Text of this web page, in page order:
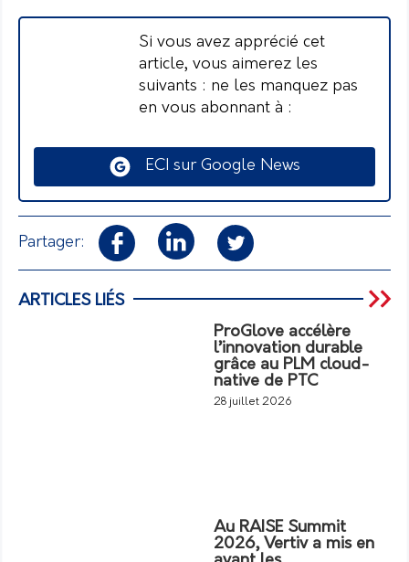
Si vous avez apprécié cet
article, vous aimerez les
suivants : ne les manquez pas
en vous abonnant à :
ECI sur Google News
Partager:
ARTICLES LIÉS
ProGlove accélère
l’innovation durable
grâce au PLM cloud-
native de PTC
28 juillet 2026
Au RAISE Summit
2026, Vertiv a mis en